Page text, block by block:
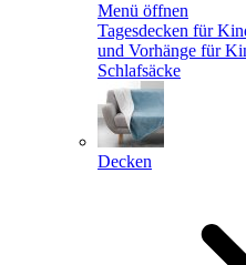
Menü öffnen
Tagesdecken für
und Vorhänge für
Schlafsäcke
Decken